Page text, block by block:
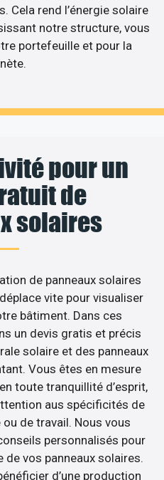
Cela rend l’énergie solaire
notre structure, vous
portefeuille et pour la
pour un
de
solaires
de panneaux solaires
vite pour visualiser
bâtiment. Dans ces
un devis gratis et précis
solaire et des panneaux
Vous êtes en mesure
toute tranquillité d’esprit,
aus spécificités de
de travail. Nous vous
personnalisés pour
vos panneaux solaires.
d’une production